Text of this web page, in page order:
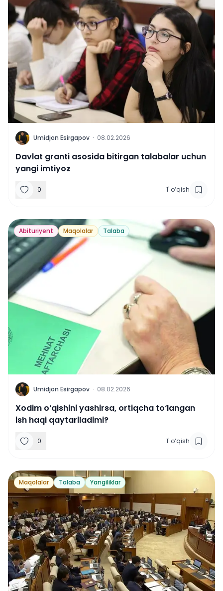
U Umidjon Esirgapov · 08.02.2026
Davlat granti asosida bitirgan talabalar uchun
yangi imtiyoz
0 1' o‘qish
Abituriyent Maqolalar Talaba
U Umidjon Esirgapov · 08.02.2026
Xodim o‘qishini yashirsa, ortiqcha to‘langan
ish haqi qaytariladimi?
0 1' o‘qish
Maqolalar Talaba Yangiliklar